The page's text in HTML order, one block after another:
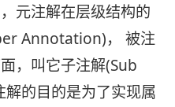
元注解在层级结构的
Annotation)， 被注
，叫它子注解(Sub
的目的是为了实现属